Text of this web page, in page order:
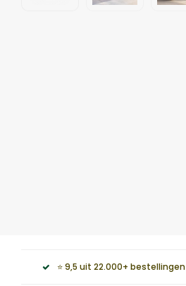
⭐ 9,5 uit 22.000+ bestellingen